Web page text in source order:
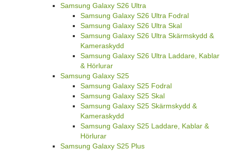
Samsung Galaxy S26 Ultra
Samsung Galaxy S26 Ultra Fodral
Samsung Galaxy S26 Ultra Skal
Samsung Galaxy S26 Ultra Skärmskydd &
Kameraskydd
Samsung Galaxy S26 Ultra Laddare, Kablar
& Hörlurar
Samsung Galaxy S25
Samsung Galaxy S25 Fodral
Samsung Galaxy S25 Skal
Samsung Galaxy S25 Skärmskydd &
Kameraskydd
Samsung Galaxy S25 Laddare, Kablar &
Hörlurar
Samsung Galaxy S25 Plus